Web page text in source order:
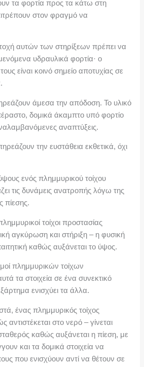
τα φορτία προς τα κάτω στη
στον φραγμό να
αυτών των στηρίξεων πρέπει να
υδραυλικά φορτία· ο
είναι κοινό σημείο αποτυχίας σε
άμεσα την απόδοση. Το υλικό
δομικά άκαμπτο υπό φορτίο
αναπτύξεις.
την ευστάθεια εκθετικά, όχι
ενός πλημμυρικού τοίχου
τις δυνάμεις ανατροπής λόγω της
πίεσης.
τοίχοι προστασίας
αγκύρωση και στήριξη – η φυσική
καθώς αυξάνεται το ύψος.
πλημμυρικών τοίχων
τα στοιχεία σε ένα συνεκτικό
ενισχύει τα άλλα.
ένας πλημμυρικός τοίχος
στο νερό – γίνεται
καθώς αυξάνεται η πίεση, με
και τα δομικά στοιχεία να
που ενισχύουν αντί να θέτουν σε